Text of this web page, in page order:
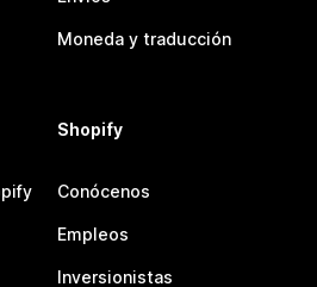
Moneda y traducción
Shopify
Conócenos
Empleos
Inversionistas